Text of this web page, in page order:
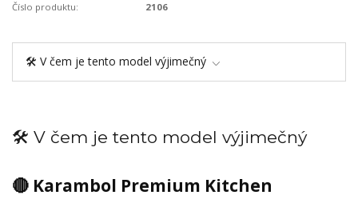
Číslo produktu: 2106
🛠️ V čem je tento model výjimečný
🛠️ V čem je tento model výjimečný
🔴 Karambol Premium Kitchen